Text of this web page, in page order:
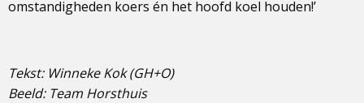
omstandigheden koers én het hoofd koel houden!’
Tekst: Winneke Kok (GH+O)
Beeld: Team Horsthuis